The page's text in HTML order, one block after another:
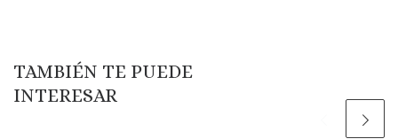
TAMBIÉN TE PUEDE
INTERESAR